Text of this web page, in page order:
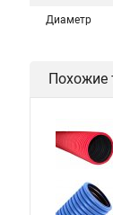
Диаметр
Похожие